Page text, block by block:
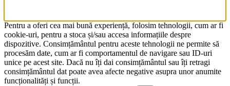
Pentru a oferi cea mai bună experiență, folosim tehnologii, cum ar fi
cookie-uri, pentru a stoca și/sau accesa informațiile despre
dispozitive. Consimțământul pentru aceste tehnologii ne permite să
procesăm date, cum ar fi comportamentul de navigare sau ID-uri
unice pe acest site. Dacă nu îți dai consimțământul sau îți retragi
consimțământul dat poate avea afecte negative asupra unor anumite
funcționalități și funcții.